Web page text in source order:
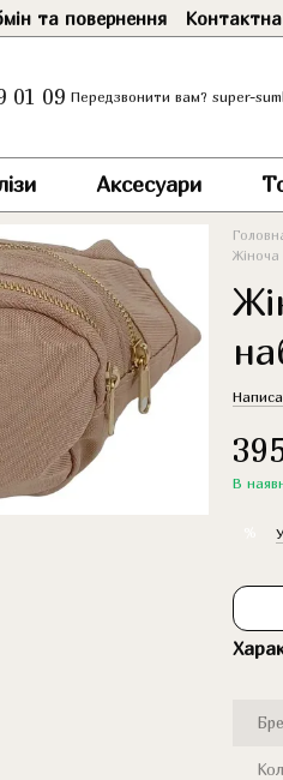
та повернення
01 09 Передзвонити вам? super-
Аксесуари
В